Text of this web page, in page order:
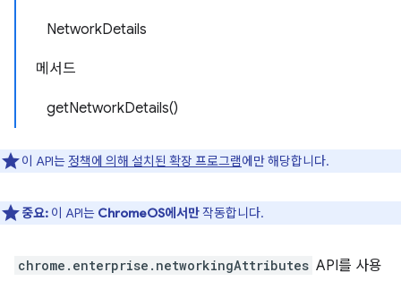
NetworkDetails
메서드
getNetworkDetails()
이 API는 정책에 의해 설치된 확장 프로그램에만 해당합니다.
중요: 이 API는 ChromeOS에서만작동합니다.
chrome.enterprise.networkingAttributes API를 사용